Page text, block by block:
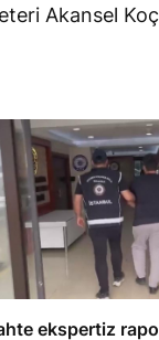
Akansel
ekspertiz